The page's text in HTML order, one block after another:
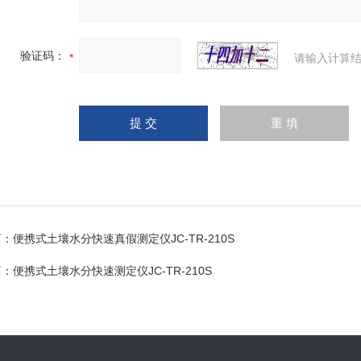
验证码： 请输入计算
便携式土壤水分快速真假测定仪JC-TR-210S
便携式土壤水分快速测定仪JC-TR-210S